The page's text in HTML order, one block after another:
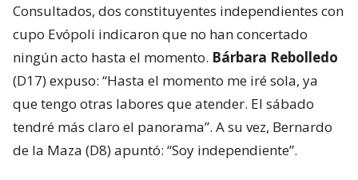
Consultados, dos constituyentes independientes con
cupo Evópoli indicaron que no han concertado
ningún acto hasta el momento. Bárbara Rebolledo
(D17) expuso: “Hasta el momento me iré sola, ya
que tengo otras labores que atender. El sábado
tendré más claro el panorama”. A su vez, Bernardo
de la Maza (D8) apuntó: “Soy independiente”.